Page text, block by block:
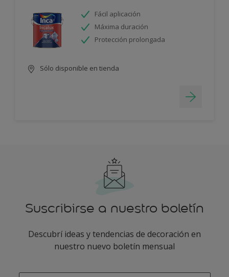
Fácil aplicación
Máxima duración
Protección prolongada
Sólo disponible en tienda
Suscribirse a nuestro boletín
Descubrí ideas y tendencias de decoración en
nuestro nuevo boletín mensual